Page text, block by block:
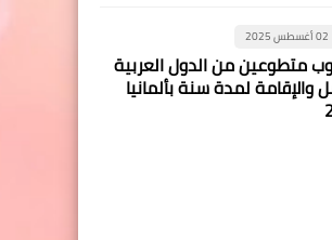
02 أغسطس 2025
متطوعين من الدول العربية
والإقامة لمدة سنة بألمانيا